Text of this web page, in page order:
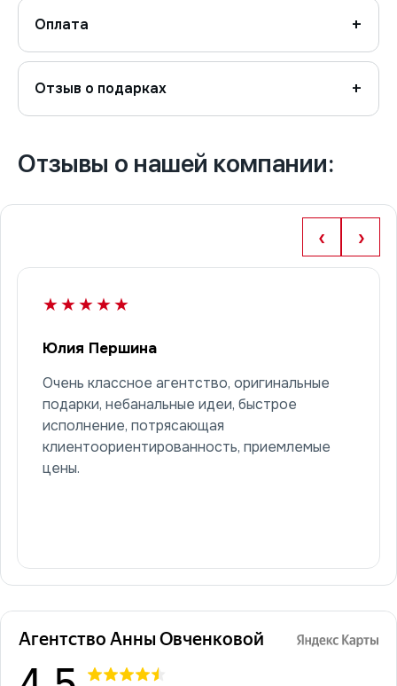
Оплата
Отзыв о подарках
Отзывы о нашей компании:
‹ ›
★★★★★
Юлия Першина
Очень классное агентство, оригинальные
подарки, небанальные идеи, быстрое
исполнение, потрясающая
клиентоориентированность, приемлемые
цены.